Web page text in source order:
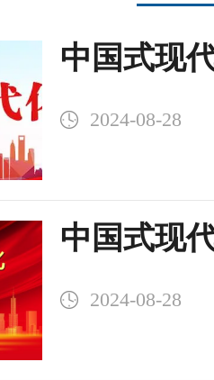
中国式现
2024-08-28
中国式现
2024-08-28